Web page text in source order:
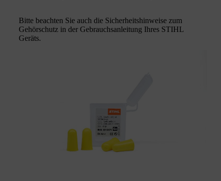
Bitte beachten Sie auch die Sicherheitshinweise zum
Gehörschutz in der Gebrauchsanleitung Ihres STIHL
Geräts.